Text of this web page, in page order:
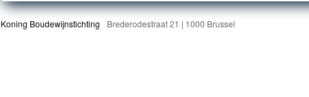
Koning Boudewijnstichting Brederodestraat 21 | 1000 Brussel